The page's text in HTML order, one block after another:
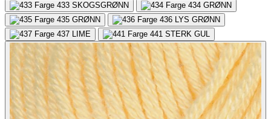
433 SKOGSGRØNN 434 GRØNN
435 GRØNN 436 LYS GRØNN
437 LIME 441 STERK GUL